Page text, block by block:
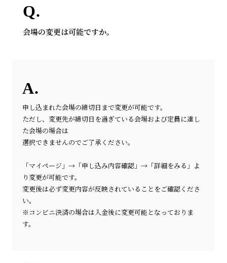
会場の変更は可能ですか。
申し込まれた会場の締切日まで変更が可能です。
ただし、変更先が締切日を過ぎている会場および定員に達し
た会場の場合は
選択できませんのでご了承ください。
「マイページ」→「申し込み内容確認」→「詳細をみる」よ
り変更が可能です。
変更後は必ず変更内容が反映されていることをご確認くださ
い。
※コンビニ決済の場合は入金後に変更可能となっておりま
す。